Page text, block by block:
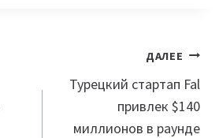
ДАЛЕЕ
Турецкий стартап Fal
привлек $140
миллионов в раунде